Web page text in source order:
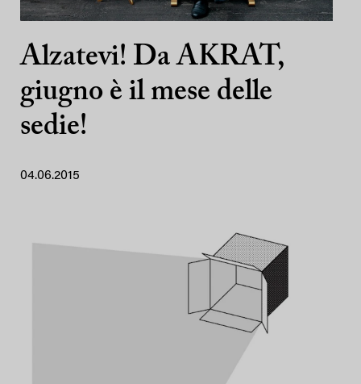
Alzatevi! Da AKRAT,
giugno è il mese delle
sedie!
04.06.2015